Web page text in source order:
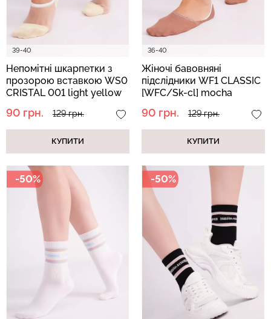
39-40
Непомітні шкарпетки з
прозорою вставкою WS0
CRISTAL 001 light yellow
90 грн. 129 грн.
КУПИТИ
36-40
Жіночі бавовняні
підслідники WF1 CLASSIC
[WFC/Sk-cl] mocha
90 грн. 129 грн.
КУПИТИ
-50% -50%
384 грн. 549 грн.
258 грн.369 грн.
Безшовні стрінги STRING
BRIEFS (чорний) Giulia
Безшовний топ з легкою
корекцією BRA
SHAPEWEAR nude
(бежевий) Giulia
699 грн.